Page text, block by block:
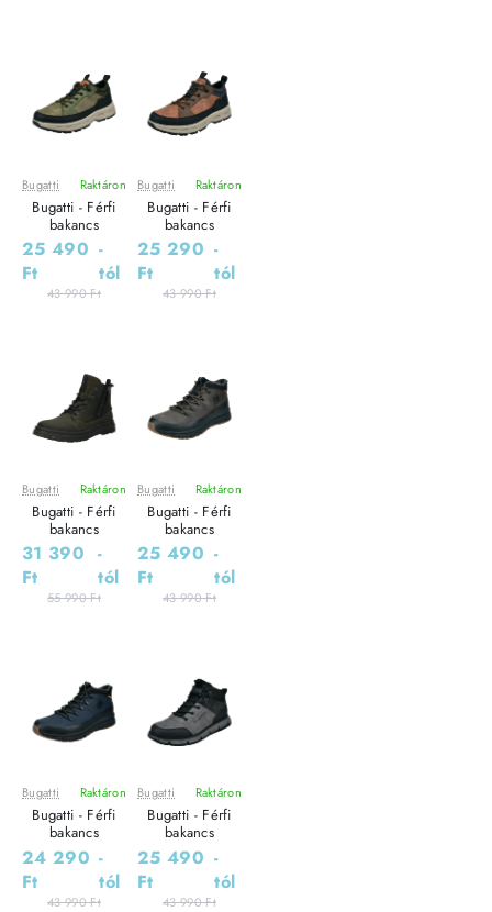
Leárazás
Outlet Ár
Bugatti Raktáron
Bugatti - Férfi
bakancs
25 490
Ft
-
tól
43 990 Ft
Leárazás
Outlet Ár
Bugatti Raktáron
Bugatti - Férfi
bakancs
25 290
Ft
-
tól
43 990 Ft
Leárazás
Outlet Ár
Bugatti Raktáron
Bugatti - Férfi
bakancs
31 390
Ft
-
tól
55 990 Ft
Leárazás
Outlet Ár
Bugatti Raktáron
Bugatti - Férfi
bakancs
25 490
Ft
-
tól
43 990 Ft
Leárazás
Outlet Ár
Bugatti Raktáron
Bugatti - Férfi
bakancs
24 290
Ft
-
tól
43 990 Ft
Leárazás
Outlet Ár
Bugatti Raktáron
Bugatti - Férfi
bakancs
25 490
Ft
-
tól
43 990 Ft